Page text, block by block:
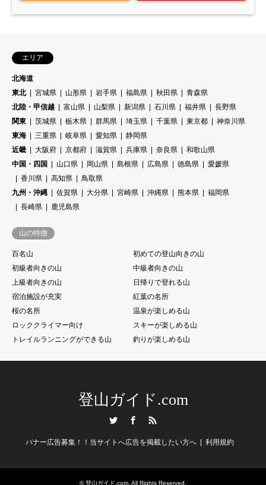
エリア
北海道
東北
宮城県 山形県 岩手県 福島県 秋田県
青森県
北陸・甲信越
富山県 山梨県 新潟県 石川県 福井県
長野県
関東
茨城県 栃木県 群馬県 埼玉県 千葉県 東京都
神奈川県
東海
三重県 岐阜県 愛知県
静岡県
近畿
大阪府 京都府 滋賀県 兵庫県 奈良県
和歌山県
中国・四国
山口県 岡山県 島根県 広島県 徳島県
愛媛県
香川県
高知県
鳥取県
九州・沖縄
佐賀県 大分県 宮崎県 沖縄県 熊本県
福岡県
長崎県
鹿児島県
山の特徴
百名山
初めての登山向きの山
初級者向きの山
中級者向きの山
上級者向きの山
日帰りで登れる山
宿泊施設が充実
紅葉の名所
桜の名所
温泉が楽しめる山
ロッククライマー向け
スキーが楽しめる山
トレイルランニングができる山
釣りが楽しめる山
登山ガイド.com
バナー広告募集！！当サイトへ広告を掲載したい方へ 利用規約
©登山ガイド.com . All Rights Reserved.